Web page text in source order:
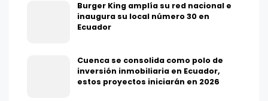
Burger King amplía su red nacional e
inaugura su local número 30 en
Ecuador
Cuenca se consolida como polo de
inversión inmobiliaria en Ecuador,
estos proyectos iniciarán en 2026